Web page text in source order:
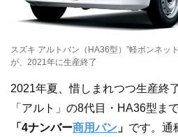
スズキ アルトバン（HA36型）”軽ボンネッ
が、2021年に生産終了
2021年夏、惜しまれつつ生産終
「アルト」の8代目・HA36型ま
「4ナンバー商用バン 」 です。通